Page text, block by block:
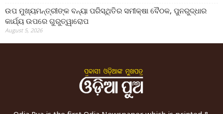
ଉପ ମୁଖ୍ୟମନ୍ତ୍ରୀଙ୍କ ବନ୍ୟା ପରିସ୍ଥିତିର ସମୀକ୍ଷା ବୈଠକ, ପୁନରୁଦ୍ଧାର
କାର୍ଯ୍ୟ ଉପରେ ଗୁରୁତ୍ୱାରୋପ
August 5, 2026